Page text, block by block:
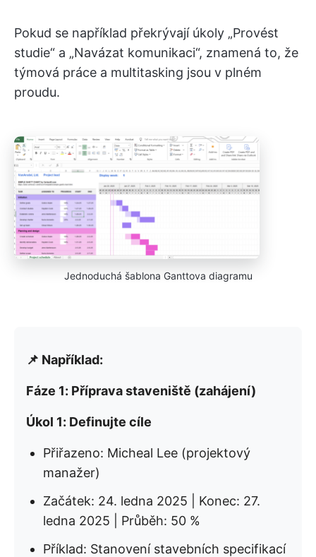
Pokud se například překrývají úkoly „Provést
studie“ a „Navázat komunikaci“, znamená to, že
týmová práce a multitasking jsou v plném
proudu.
Jednoduchá šablona Ganttova diagramu
📌 Například:
Fáze 1: Příprava staveniště (zahájení)
Úkol 1: Definujte cíle
Přiřazeno: Micheal Lee (projektový
manažer)
Začátek: 24. ledna 2025 | Konec: 27.
ledna 2025 | Průběh: 50 %
Příklad: Stanovení stavebních specifikací